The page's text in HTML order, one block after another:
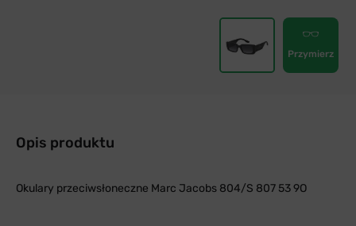
Przymierz
Opis produktu
Okulary przeciwsłoneczne Marc Jacobs 804/S 807 53 9O